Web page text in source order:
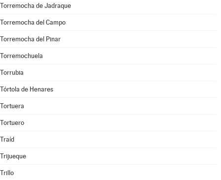
Torremocha de Jadraque
Torremocha del Campo
Torremocha del Pinar
Torremochuela
Torrubia
Tórtola de Henares
Tortuera
Tortuero
Traíd
Trijueque
Trillo